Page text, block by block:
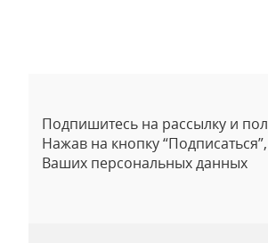
Подпишитесь на рассылку и
Нажав на кнопку
Ваших персональных данных